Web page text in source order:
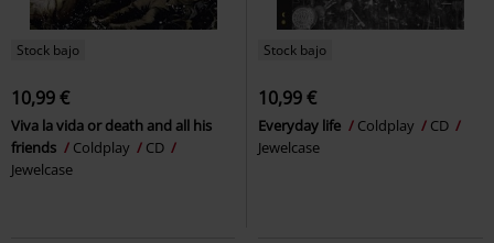
Stock bajo
10,99 €
Viva la vida or death and all his
friends
Coldplay
CD
Jewelcase
Stock bajo
10,99 €
Everyday life Coldplay
CD
Jewelcase